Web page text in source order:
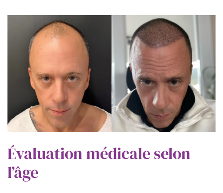
Évaluation médicale selon
l’âge